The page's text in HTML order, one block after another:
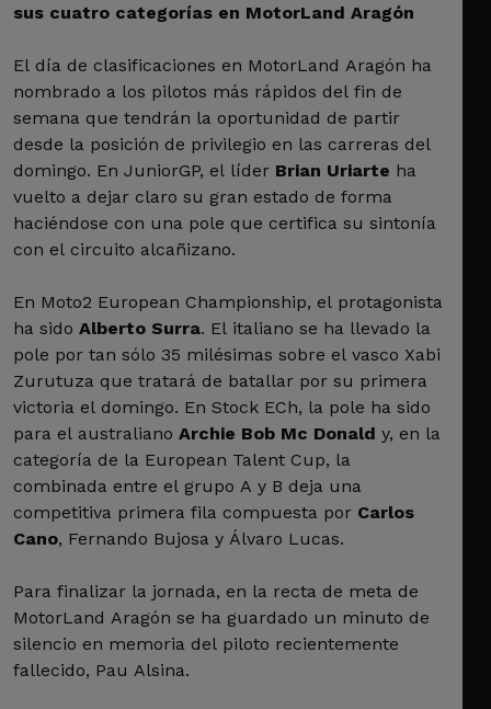
sus cuatro categorías en MotorLand Aragón
El día de clasificaciones en MotorLand Aragón ha
nombrado a los pilotos más rápidos del fin de
semana que tendrán la oportunidad de partir
desde la posición de privilegio en las carreras del
domingo. En JuniorGP, el líder Brian Uriarte ha
vuelto a dejar claro su gran estado de forma
haciéndose con una pole que certifica su sintonía
con el circuito alcañizano.
En Moto2 European Championship, el protagonista
ha sido Alberto Surra. El italiano se ha llevado la
pole por tan sólo 35 milésimas sobre el vasco Xabi
Zurutuza que tratará de batallar por su primera
victoria el domingo. En Stock ECh, la pole ha sido
para el australiano Archie Bob Mc Donald y, en la
categoría de la European Talent Cup, la
combinada entre el grupo A y B deja una
competitiva primera fila compuesta por Carlos
Cano, Fernando Bujosa y Álvaro Lucas.
Para finalizar la jornada, en la recta de meta de
MotorLand Aragón se ha guardado un minuto de
silencio en memoria del piloto recientemente
fallecido, Pau Alsina.